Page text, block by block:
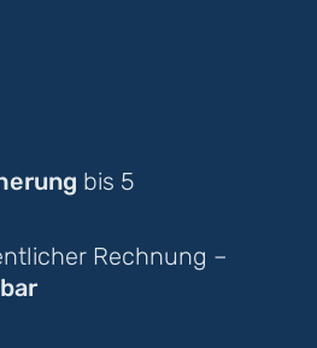
bis 5
Rechnung –